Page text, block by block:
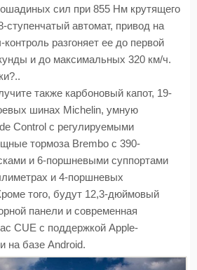
сил при 855 Нм крутящего
ступенчатый автомат, привод на
разгоняет ее до первой
и до максимальных 320 км/ч.
также карбоновый капот, 19-
шинах Michelin, умную
Control с регулируемыми
тормоза Brembo с 390-
и 6-поршневыми суппортами
и 4-поршневых
того, будут 12,3-дюймовый
панели и современная
CUE с поддержкой Apple-
на базе Android.